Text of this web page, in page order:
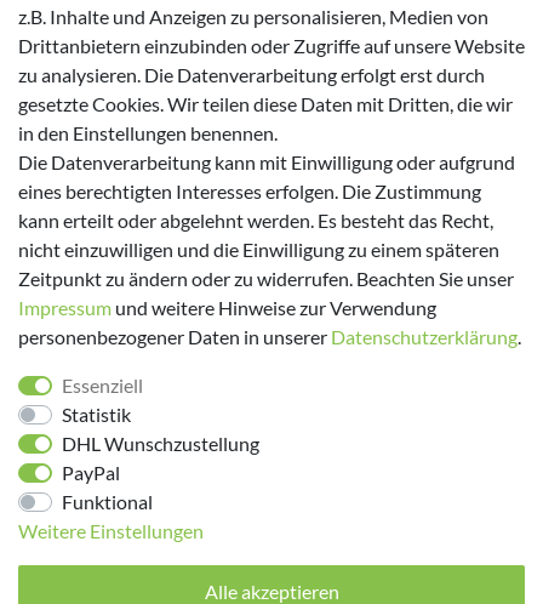
Tom Tailor
Zahlungsmöglichkeiten
Versanddienstleister
Folge uns!
z.B. Inhalte und Anzeigen zu personalisieren, Medien von
Drittanbietern einzubinden oder Zugriffe auf unsere Website
zu analysieren. Die Datenverarbeitung erfolgt erst durch
gesetzte Cookies. Wir teilen diese Daten mit Dritten, die wir
in den Einstellungen benennen.
Die Datenverarbeitung kann mit Einwilligung oder aufgrund
eines berechtigten Interesses erfolgen. Die Zustimmung
kann erteilt oder abgelehnt werden. Es besteht das Recht,
nicht einzuwilligen und die Einwilligung zu einem späteren
Zeitpunkt zu ändern oder zu widerrufen. Beachten Sie unser
Impressum und weitere Hinweise zur Verwendung
personenbezogener Daten in unserer Daten­schutz­erklärung.
Essenziell
Statistik
DHL Wunschzustellung
PayPal
Funktional
Weitere Einstellungen
Alle akzeptieren